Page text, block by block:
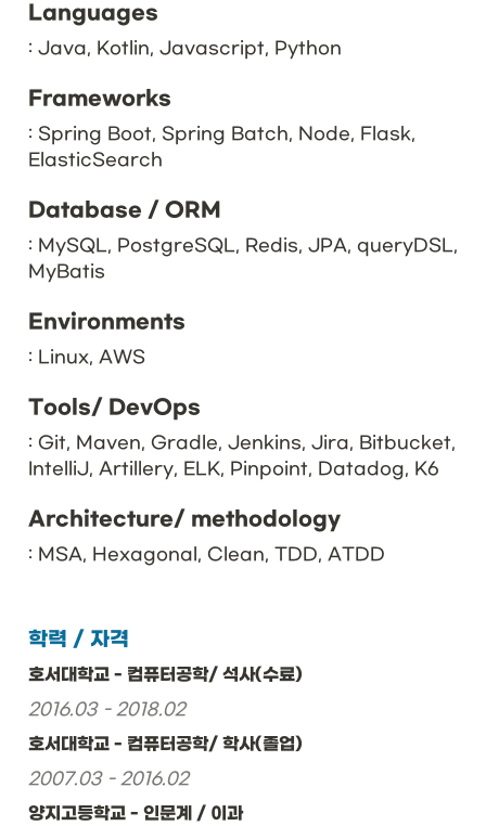
Languages
: Java, Kotlin, Javascript, Python
Frameworks
: Spring Boot, Spring Batch, Node, Flask,
ElasticSearch
Database / ORM
: MySQL, PostgreSQL, Redis, JPA, queryDSL,
MyBatis
Environments
: Linux, AWS
Tools/ DevOps
: Git, Maven, Gradle, Jenkins, Jira, Bitbucket,
IntelliJ, Artillery, ELK, Pinpoint, Datadog, K6
Architecture/ methodology
: MSA, Hexagonal, Clean, TDD, ATDD
학력 / 자격
호서대학교 - 컴퓨터공학/ 석사(수료)
2016.03 - 2018.02
호서대학교 - 컴퓨터공학/ 학사(졸업)
2007.03 - 2016.02
양지고등학교 - 인문계 / 이과